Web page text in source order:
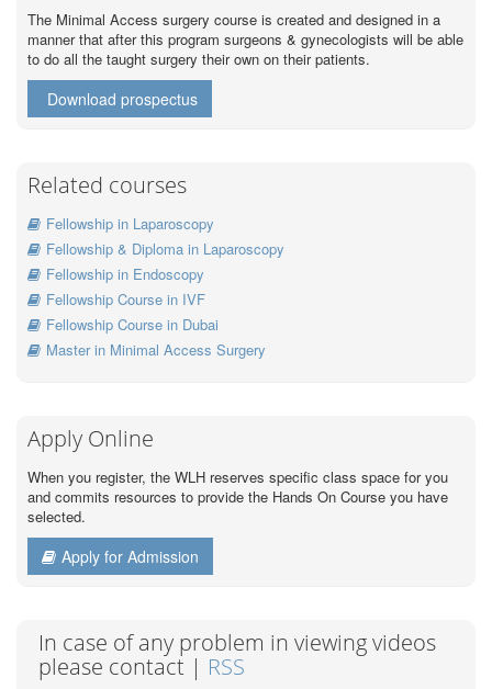
The Minimal Access surgery course is created and designed in a
manner that after this program surgeons & gynecologists will be able
to do all the taught surgery their own on their patients.
Download prospectus
Related courses
Fellowship in Laparoscopy
Fellowship & Diploma in Laparoscopy
Fellowship in Endoscopy
Fellowship Course in IVF
Fellowship Course in Dubai
Master in Minimal Access Surgery
Apply Online
When you register, the WLH reserves specific class space for you
and commits resources to provide the Hands On Course you have
selected.
Apply for Admission
In case of any problem in viewing videos
please contact | RSS